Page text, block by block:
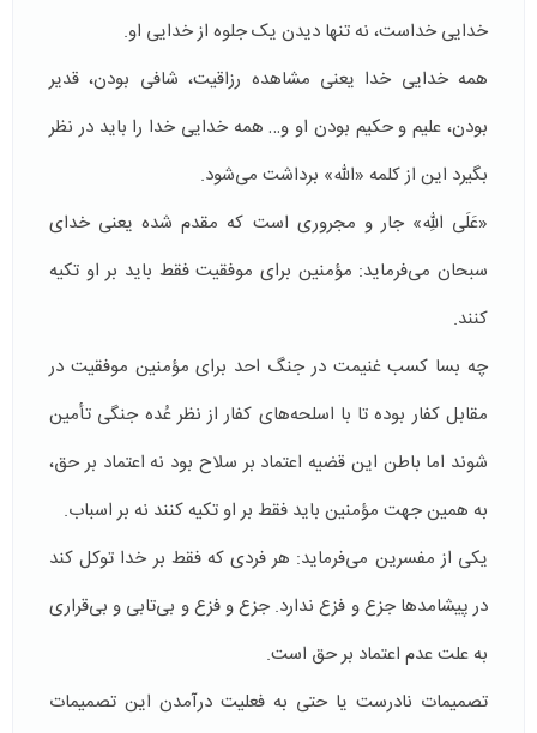
خدایی خداست، نه تنها دیدن یک جلوه از خدایی او.
همه خدایی خدا یعنی مشاهده رزاقیت، شافی بودن، قدیر
بودن، علیم و حکیم بودن او و… همه خدایی خدا را باید در نظر
بگیرد این از کلمه «الله» برداشت می‌‌شود.
«عَلَى اللّهِ» جار و مجروری است که مقدم شده یعنی خدای
سبحان می‌فرماید: مؤمنین برای موفقیت فقط باید بر او تکیه
کنند.
چه بسا کسب غنیمت در جنگ احد برای مؤمنین موفقیت در
مقابل کفار بوده تا با اسلحه‌های کفار از نظر عُده جنگی تأمین
شوند اما باطن این قضیه اعتماد بر سلاح بود نه اعتماد بر حق،
به همین جهت مؤمنین باید فقط بر او تکیه کنند نه بر اسباب.
یکی از مفسرین می‌فرماید: هر فردی که فقط بر خدا توکل کند
در پیشامدها جزع و فزع ندارد. جزع و فزع و بی‌تابی و بی‌قراری
به علت عدم اعتماد بر حق است.
تصمیمات نادرست یا حتی به فعلیت درآمدن این تصمیمات